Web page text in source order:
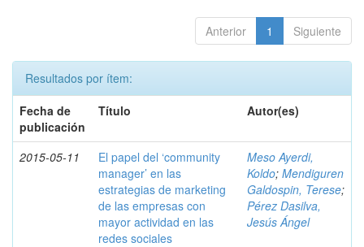
Anterior 1 Siguiente
Resultados por ítem:
Fecha de
publicación
Título Autor(es)
2015-05-11
El papel del ‘community
manager’ en las
estrategias de marketing
de las empresas con
mayor actividad en las
redes sociales
Meso Ayerdi,
Koldo; Mendiguren
Galdospin, Terese;
Pérez Dasilva,
Jesús Ángel